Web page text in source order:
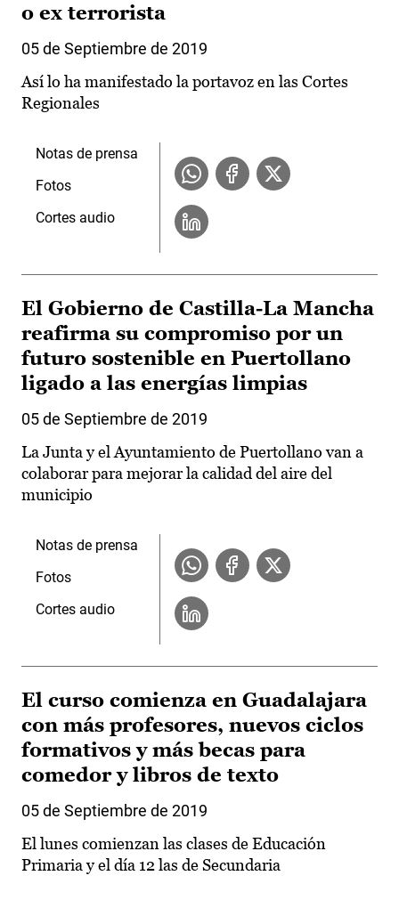
o ex terrorista
05 de Septiembre de 2019
Así lo ha manifestado la portavoz en las Cortes
Regionales
Notas de prensa
Fotos
Cortes audio
El Gobierno de Castilla-La Mancha
reafirma su compromiso por un
futuro sostenible en Puertollano
ligado a las energías limpias
05 de Septiembre de 2019
La Junta y el Ayuntamiento de Puertollano van a
colaborar para mejorar la calidad del aire del
municipio
Notas de prensa
Fotos
Cortes audio
El curso comienza en Guadalajara
con más profesores, nuevos ciclos
formativos y más becas para
comedor y libros de texto
05 de Septiembre de 2019
El lunes comienzan las clases de Educación
Primaria y el día 12 las de Secundaria